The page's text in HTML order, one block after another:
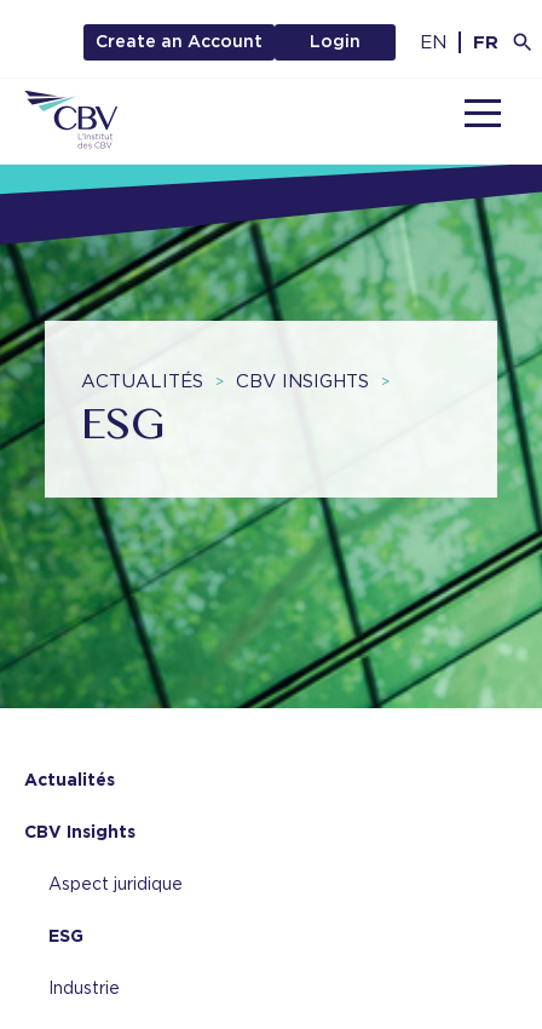
Create an Account Login EN FR
ACTUALITÉS > CBV INSIGHTS >
ESG
Actualités
CBV Insights
Aspect juridique
ESG
Industrie